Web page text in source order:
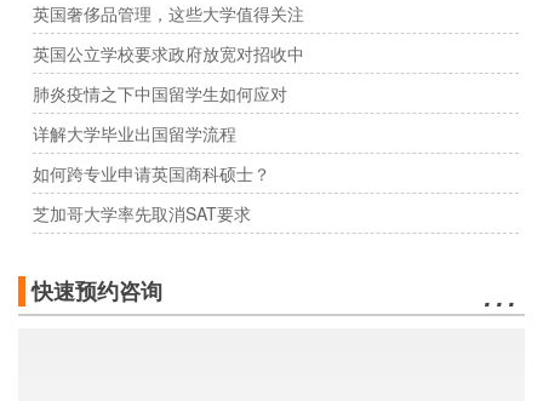
英国奢侈品管理，这些大学值得关注
英国公立学校要求政府放宽对招收中
肺炎疫情之下中国留学生如何应对
详解大学毕业出国留学流程
如何跨专业申请英国商科硕士？
芝加哥大学率先取消SAT要求
快速预约咨询 …